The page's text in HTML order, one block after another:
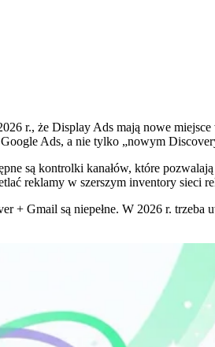
r., że Display Ads mają nowe
Ads, a nie tylko „nowym
są kontrolki kanałów, które
reklamy w szerszym inventory sieci
+ Gmail są niepełne. W 2026 r.